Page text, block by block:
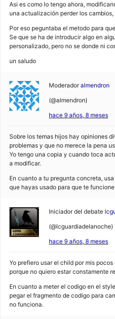
Asi es como lo tengo ahora,
una actualización perder los
Por eso peguntaba el metodo para
Se que se ha de introducir algo en
personalizado, pero no se donde ni
un saludo
Moderador almendron
(@almendron)
hace 9 años, 8 meses
Sobre los temas hijos hay opiniones
problemas y que no merece la pena
Yo tengo una copia y cuando toca
a modificar.
En cuanto a tu pregunta concreta,
que hayas usado para que te
Iniciador del debate
(@lcguardiadelanoche)
hace 9 años, 8 meses
Yo prefiero usar el child por mis
porque no quiero estar constamente
En cuanto a meter el codigo en el
pegar el fragmento de codigo para
no funciona.